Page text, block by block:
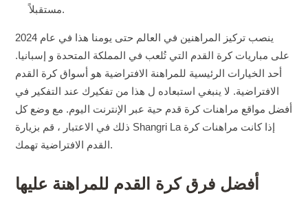
مستقبلاً.
ينصب تركيز المراهنين في العالم حتى يومنا هذا في عام 2024
على مباريات كرة القدم التي تُلعب في المملكة المتحدة و إسبانيا.
أحد الخيارات الرئيسية للمراهنة الافتراضية هو أسواق كرة القدم
الافتراضية. لا ينبغي استبعاده ل هذا من تفكيرك عند التفكير في
أفضل مواقع مراهنات كرة قدم حية عبر الإنترنت اليوم. مع وضع كل
ذلك في الاعتبار ، قم بزيارة Shangri La إذا كانت مراهنات كرة
القدم الافتراضية تهمك.
أفضل فرق كرة القدم للمراهنة عليها